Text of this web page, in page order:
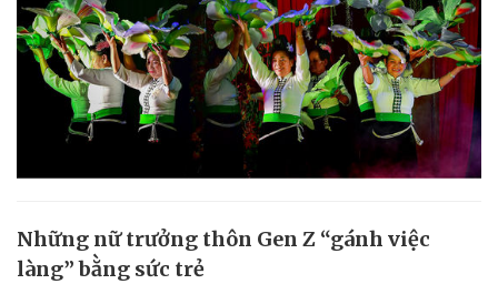
Những nữ trưởng thôn Gen Z “gánh việc
làng” bằng sức trẻ